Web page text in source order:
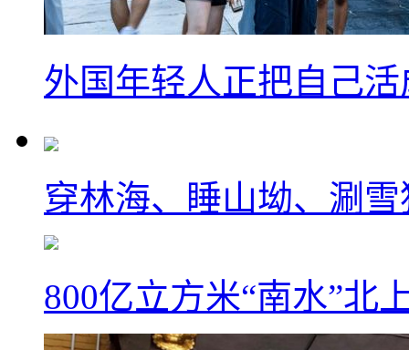
外国年轻人正把自己活
穿林海、睡山坳、涮
800亿立方米“南水”北